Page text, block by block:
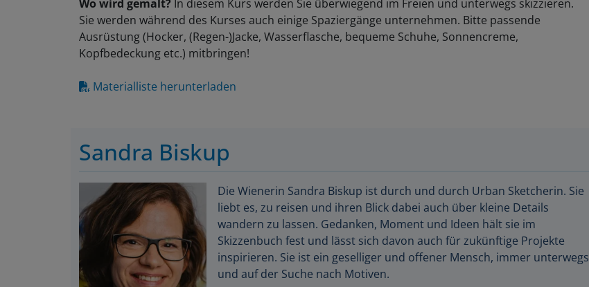
Wo wird gemalt? In diesem Kurs werden Sie überwiegend im Freien und unterwegs skizzieren.
Sie werden während des Kurses auch einige Spaziergänge unternehmen. Bitte passende
Ausrüstung (Hocker, (Regen-)Jacke, Wasserflasche, bequeme Schuhe, Sonnencreme,
Kopfbedeckung etc.) mitbringen!
Materialliste herunterladen
Sandra Biskup
Die Wienerin Sandra Biskup ist durch und durch Urban Sketcherin. Sie
liebt es, zu reisen und ihren Blick dabei auch über kleine Details
wandern zu lassen. Gedanken, Moment und Ideen hält sie im
Skizzenbuch fest und lässt sich davon auch für zukünftige Projekte
inspirieren. Sie ist ein geselliger und offener Mensch, immer unterwegs
und auf der Suche nach Motiven.